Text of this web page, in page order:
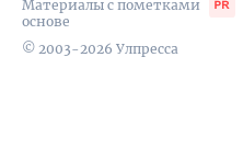
Материалы с пометками
основе
© 2003-2026 Улпресса